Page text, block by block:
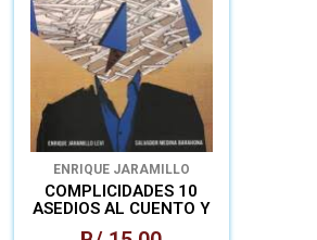
ENRIQUE JARAMILLO
LEVISALVADOR MEDINA
BARAHONA
COMPLICIDADES 10
ASEDIOS AL CUENTO Y